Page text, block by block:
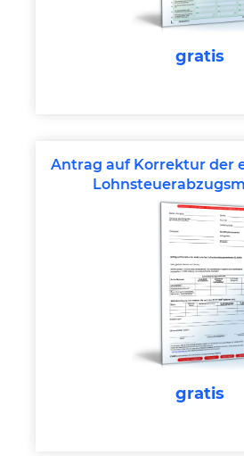
gratis
Antrag auf Korrektur der
gratis